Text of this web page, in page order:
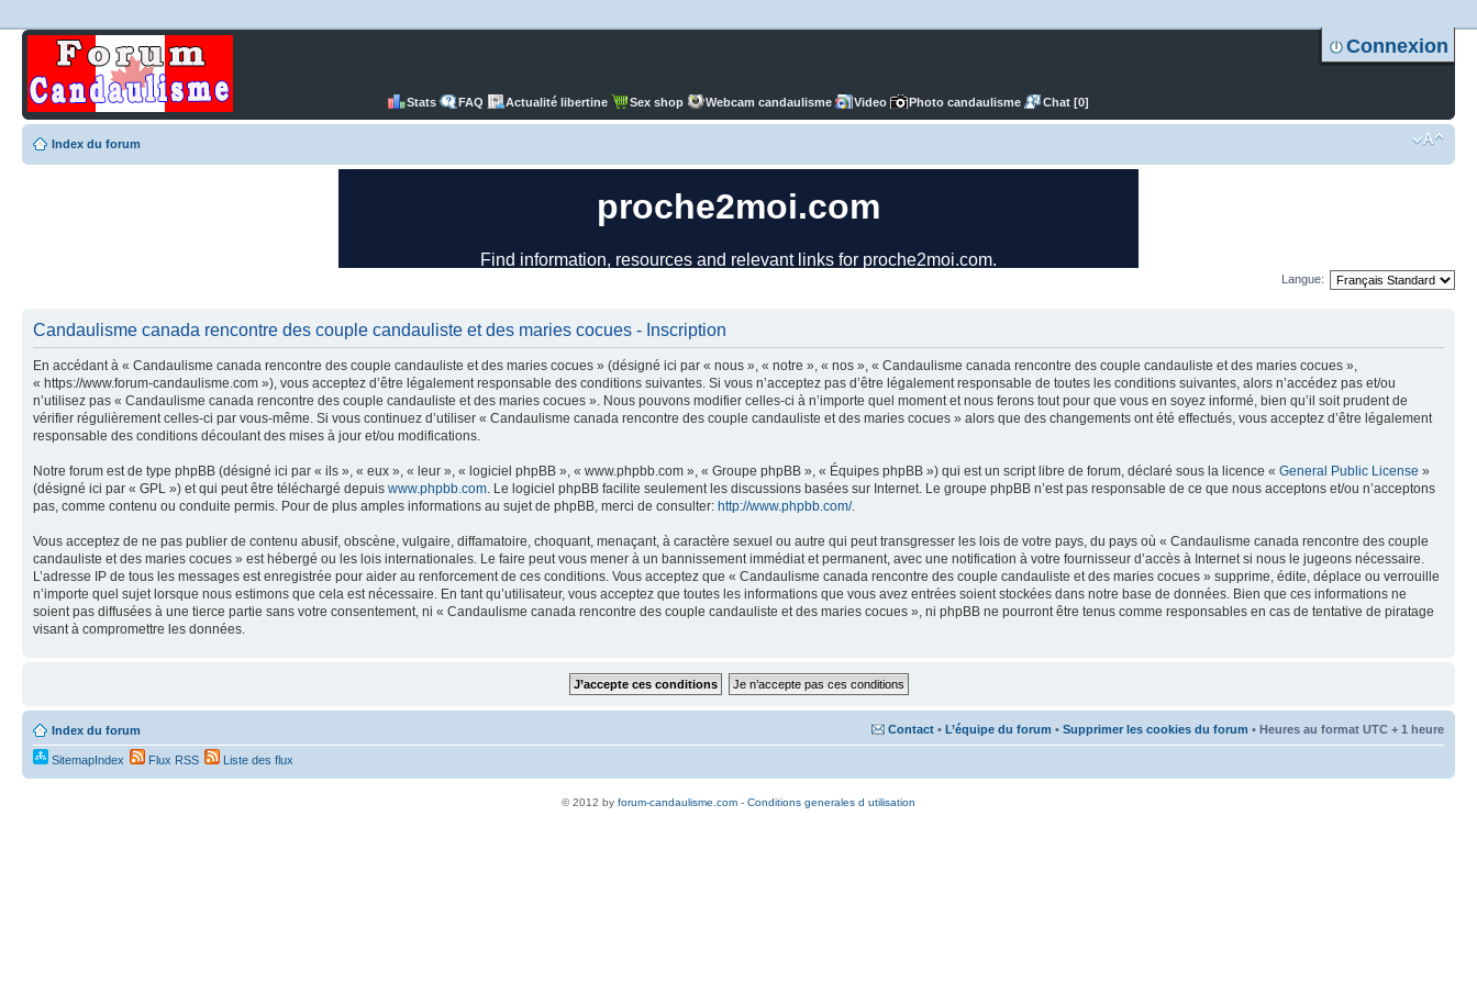
Connexion
Stats FAQ Actualité libertine Sex shop Webcam candaulisme Video Photo candaulisme Chat [0]
Index du forum
Langue:
Candaulisme canada rencontre des couple candauliste et des maries cocues - Inscription
En accédant à « Candaulisme canada rencontre des couple candauliste et des maries cocues » (désigné ici par « nous », « notre », « nos », « Candaulisme canada rencontre des couple candauliste et des maries cocues »,
« https://www.forum-candaulisme.com »), vous acceptez d’être légalement responsable des conditions suivantes. Si vous n’acceptez pas d’être légalement responsable de toutes les conditions suivantes, alors n’accédez pas et/ou
n’utilisez pas « Candaulisme canada rencontre des couple candauliste et des maries cocues ». Nous pouvons modifier celles-ci à n’importe quel moment et nous ferons tout pour que vous en soyez informé, bien qu’il soit prudent de
vérifier régulièrement celles-ci par vous-même. Si vous continuez d’utiliser « Candaulisme canada rencontre des couple candauliste et des maries cocues » alors que des changements ont été effectués, vous acceptez d’être légalement
responsable des conditions découlant des mises à jour et/ou modifications.
Notre forum est de type phpBB (désigné ici par « ils », « eux », « leur », « logiciel phpBB », « www.phpbb.com », « Groupe phpBB », « Équipes phpBB ») qui est un script libre de forum, déclaré sous la licence « General Public License »
(désigné ici par « GPL ») et qui peut être téléchargé depuis www.phpbb.com . Le logiciel phpBB facilite seulement les discussions basées sur Internet. Le groupe phpBB n’est pas responsable de ce que nous acceptons et/ou n’acceptons
pas, comme contenu ou conduite permis. Pour de plus amples informations au sujet de phpBB, merci de consulter: http://www.phpbb.com/.
Vous acceptez de ne pas publier de contenu abusif, obscène, vulgaire, diffamatoire, choquant, menaçant, à caractère sexuel ou autre qui peut transgresser les lois de votre pays, du pays où « Candaulisme canada rencontre des couple
candauliste et des maries cocues » est hébergé ou les lois internationales. Le faire peut vous mener à un bannissement immédiat et permanent, avec une notification à votre fournisseur d’accès à Internet si nous le jugeons nécessaire.
L’adresse IP de tous les messages est enregistrée pour aider au renforcement de ces conditions. Vous acceptez que « Candaulisme canada rencontre des couple candauliste et des maries cocues » supprime, édite, déplace ou verrouille
n’importe quel sujet lorsque nous estimons que cela est nécessaire. En tant qu’utilisateur, vous acceptez que toutes les informations que vous avez entrées soient stockées dans notre base de données. Bien que ces informations ne
soient pas diffusées à une tierce partie sans votre consentement, ni « Candaulisme canada rencontre des couple candauliste et des maries cocues », ni phpBB ne pourront être tenus comme responsables en cas de tentative de piratage
visant à compromettre les données.
Index du forum Contact • L’équipe du forum • Supprimer les cookies du forum • Heures au format UTC + 1 heure
SitemapIndex Flux RSS Liste des flux
© 2012 by forum-candaulisme.com - Conditions generales d utilisation